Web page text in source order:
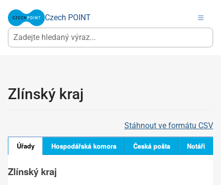
Czech POINT
Zlínský kraj
Stáhnout ve formátu CSV